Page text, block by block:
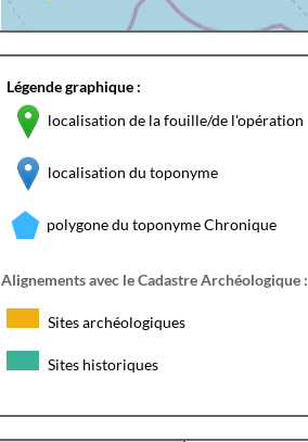
Légende graphique :
localisation de la fouille/de l'opération
localisation du toponyme
polygone du toponyme Chronique
Alignements avec le Cadastre Archéologique :
Sites archéologiques
Sites historiques